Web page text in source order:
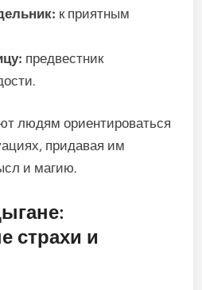
к приятным
предвестник
людям ориентироваться
придавая им
и магию.
страхи и